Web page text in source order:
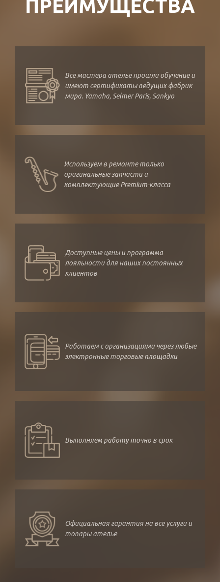
ПРЕИМУЩЕСТВА
Все мастера ателье прошли обучение и
имеют сертификаты ведущих фабрик
мира. Yamaha, Selmer Paris, Sankyo
Используем в ремонте только
оригинальные запчасти и
комплектующие Premium-класса
Доступные цены и программа
лояльности для наших постоянных
клиентов
Работаем с организациями через любые
электронные торговые площадки
Выполняем работу точно в срок
Официальная гарантия на все услуги и
товары ателье